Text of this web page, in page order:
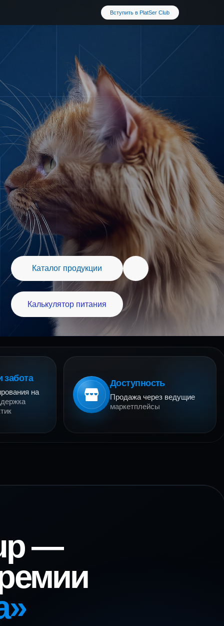
Вступить в PlatSer Club
продукции
питания
забота
на
Доступность
Продажа через ведущие
маркетплейсы
—